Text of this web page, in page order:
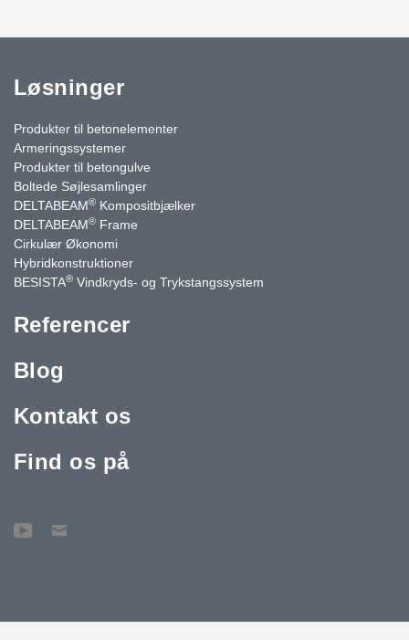
Løsninger
Produkter til betonelementer
Armeringssystemer
Produkter til betongulve
Boltede Søjlesamlinger
DELTABEAM® Kompositbjælker
DELTABEAM® Frame
Cirkulær Økonomi
Hybridkonstruktioner
BESISTA® Vindkryds- og Trykstangssystem
Referencer
Blog
Kontakt os
Find os på